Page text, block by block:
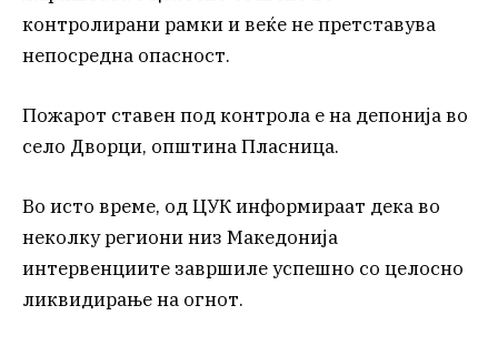
контролирани рамки и веќе не претставува
непосредна опасност.
Пожарот ставен под контрола е на депонија во
село Дворци, општина Пласница.
Во исто време, од ЦУК информираат дека во
неколку региони низ Македонија
интервенциите завршиле успешно со целосно
ликвидирање на огнот.